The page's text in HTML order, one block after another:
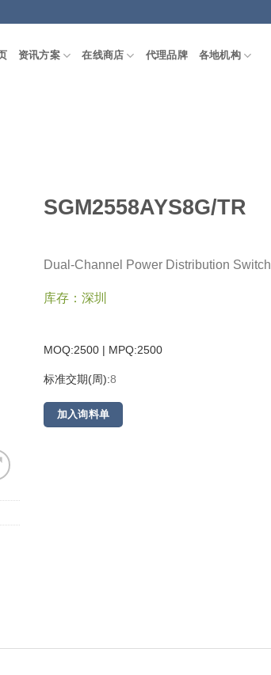
资讯方案 在线商店 代理品牌 各地机构
SGM2558AYS8G/TR
Dual-Channel Power Distribution Switch
库存：深圳
MOQ:2500 | MPQ:2500
标准交期(周):8
加入询料单